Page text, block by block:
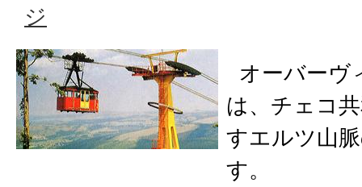
ジ
オーバーヴ
は、チェコ
すエルツ山
す。